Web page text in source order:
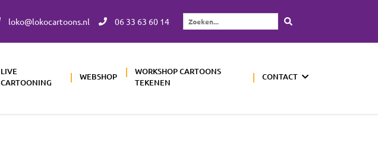
loko@lokocartoons.nl 06 33 63 60 14
Zoeken...
LIVE
CARTOONING
WEBSHOP
WORKSHOP CARTOONS
TEKENEN
CONTACT